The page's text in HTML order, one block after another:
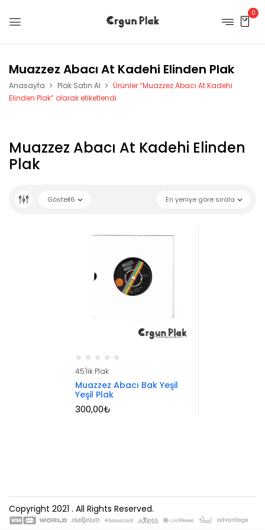
0
Muazzez Abacı At Kadehi Elinden Plak
Anasayfa Plak Satın Al
Ürünler “Muazzez Abacı At Kadehi
Elinden Plak” olarak etiketlendi
Muazzez Abacı At Kadehi Elinden
Plak
En yeniye göre sırala
Göster16
45'lik Plak
Muazzez Abacı Bak Yeşil
Yeşil Plak
300,00₺
Copyright 2021 . All Rights Reserved.